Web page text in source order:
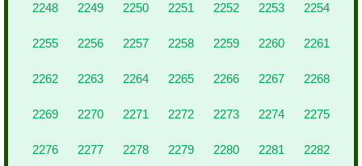
2248 2249 2250 2251 2252 2253 2254
2255 2256 2257 2258 2259 2260 2261
2262 2263 2264 2265 2266 2267 2268
2269 2270 2271 2272 2273 2274 2275
2276 2277 2278 2279 2280 2281 2282